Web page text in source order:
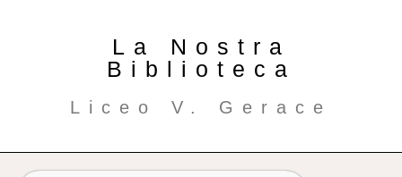
La Nostra
Biblioteca
Liceo V. Gerace